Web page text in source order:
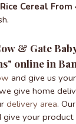
Cereal
& Gate
" online in
and give us
give home
delivery area.
your product